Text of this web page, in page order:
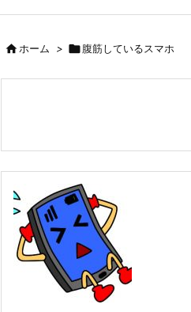
ホーム > 腹筋しているスマホ